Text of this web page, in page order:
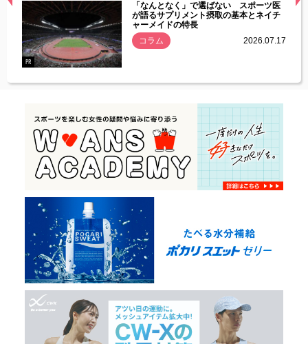
常
PR
「なんとなく」で選ばない スポーツ医
が語るサプリメント摂取の基本とネイチ
ャーメイドの特長
コラム
2026.07.17